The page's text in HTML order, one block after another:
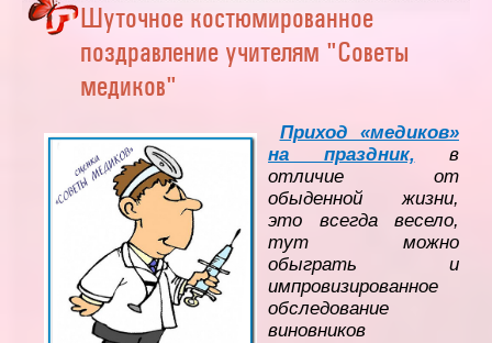
Шуточное костюмированное
поздравление учителям "Советы
медиков"
Приход «медиков»
на праздник, в
отличие от
обыденной жизни,
это всегда весело,
тут можно
обыграть и
импровизированное
обследование
виновников